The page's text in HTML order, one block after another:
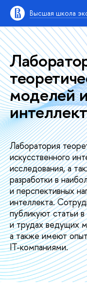
Высшая школа
моделей
Лаборатория
искусственного
исследования, а
разработки в
и перспективных
интеллекта.
публикуют статьи
и трудах ведущих
а также имеют
IT-компаниями.